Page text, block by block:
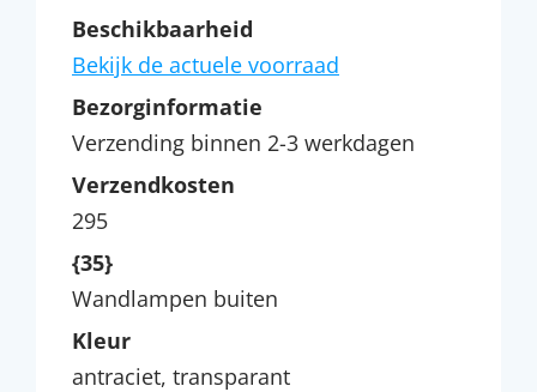
Beschikbaarheid
Bekijk de actuele voorraad
Bezorginformatie
Verzending binnen 2-3 werkdagen
Verzendkosten
295
{35}
Wandlampen buiten
Kleur
antraciet, transparant